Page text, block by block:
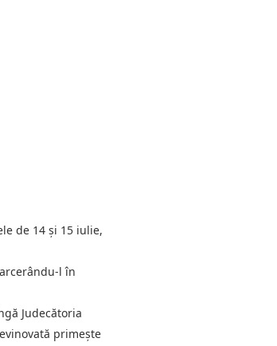
de 14 și 15 iulie,
l în
Judecătoria
primește